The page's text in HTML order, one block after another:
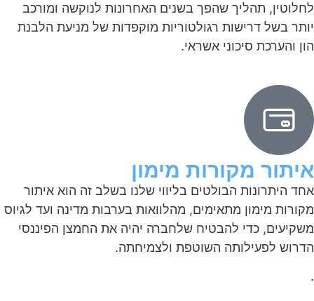
לחלוטין, תהליך שהפך בשנים האחרונות לנוקשה ומורכב
יותר בשל דרישות רגולטוריות מוקפדות של מניעת הלבנת
הון והערכת סיכוני אשראי.
איתור מקורות מימון
אחד היתרונות הבולטים בליווי שלנו בשלב זה הוא איתור
מקורות מימון מתאימים, מהלוואות בערבות מדינה ועד לגיוס
משקיעים, כדי להבטיח שלחברה יהיה את החמצן הפיננסי
הדרוש לפעילותה השוטפת ולצמיחתה.
.